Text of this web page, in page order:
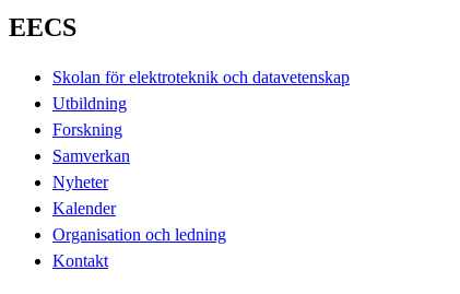
EECS
Skolan för elektroteknik och datavetenskap
Utbildning
Forskning
Samverkan
Nyheter
Kalender
Organisation och ledning
Kontakt